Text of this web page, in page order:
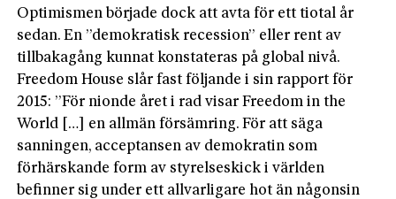
Optimismen började dock att avta för ett tiotal år
sedan. En ”demokratisk recession” eller rent av
tillbakagång kunnat konstateras på global nivå.
Freedom House slår fast följande i sin rapport för
2015: ”För nionde året i rad visar Freedom in the
World […] en allmän försämring. För att säga
sanningen, acceptansen av demokratin som
förhärskande form av styrelseskick i världen
befinner sig under ett allvarligare hot än någonsin